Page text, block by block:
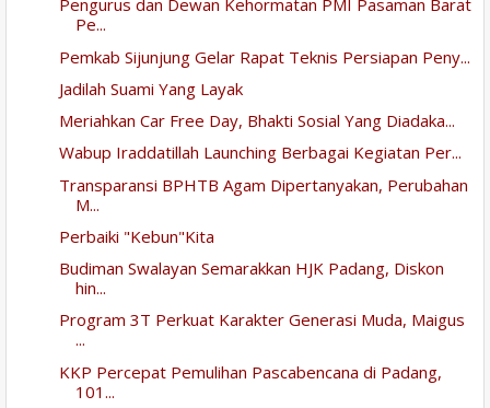
Pengurus dan Dewan Kehormatan PMI Pasaman Barat
Pe...
Pemkab Sijunjung Gelar Rapat Teknis Persiapan Peny...
Jadilah Suami Yang Layak
Meriahkan Car Free Day, Bhakti Sosial Yang Diadaka...
Wabup Iraddatillah Launching Berbagai Kegiatan Per...
Transparansi BPHTB Agam Dipertanyakan, Perubahan
M...
Perbaiki "Kebun"Kita
Budiman Swalayan Semarakkan HJK Padang, Diskon
hin...
Program 3T Perkuat Karakter Generasi Muda, Maigus
...
KKP Percepat Pemulihan Pascabencana di Padang,
101...